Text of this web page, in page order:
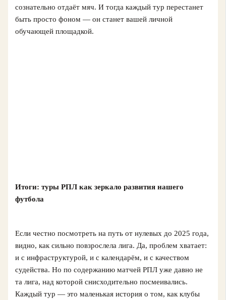
сознательно отдаёт мяч. И тогда каждый тур перестанет
быть просто фоном — он станет вашей личной
обучающей площадкой.
Итоги: туры РПЛ как зеркало развития нашего
футбола
Если честно посмотреть на путь от нулевых до 2025 года,
видно, как сильно повзрослела лига. Да, проблем хватает:
и с инфраструктурой, и с календарём, и с качеством
судейства. Но по содержанию матчей РПЛ уже давно не
та лига, над которой снисходительно посмеивались.
Каждый тур — это маленькая история о том, как клубы